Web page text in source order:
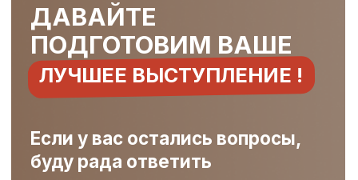
(ИНН 667011223020)